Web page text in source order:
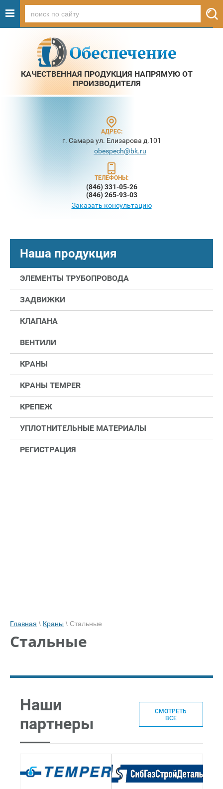
КАЧЕСТВЕННАЯ ПРОДУКЦИЯ НАПРЯМУЮ ОТ
ПРОИЗВОДИТЕЛЯ
АДРЕС:
г. Самара ул. Елизарова д.101
obespech@bk.ru
ТЕЛЕФОНЫ:
(846) 331-05-26
(846) 265-93-03
Заказать консультацию
Наша продукция
ЭЛЕМЕНТЫ ТРУБОПРОВОДА
ЗАДВИЖКИ
КЛАПАНА
ВЕНТИЛИ
КРАНЫ
КРАНЫ TEMPER
КРЕПЕЖ
УПЛОТНИТЕЛЬНЫЕ МАТЕРИАЛЫ
РЕГИСТРАЦИЯ
Главная \ Краны \ Стальные
Стальные
Наши
партнеры
СМОТРЕТЬ
ВСЕ